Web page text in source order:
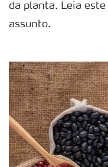
da planta. Leia
assunto.